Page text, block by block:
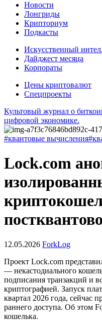
Новости
Лонгриды
Крипториум
Подкасты
Искусственный
Дайджест месяца
Корпораты
Цены криптовалют
Спецпроекты
Культовый журнал о
цифровой экономике.
#квантовые вычисления
Lock.com
12.05.2026 ForkLog
Проект Lock.com
— некастодиального
подписания транзакций и
криптографией. Запуск
квартал 2026 года, сейчас
раннего доступа. Об этом
кошелька.